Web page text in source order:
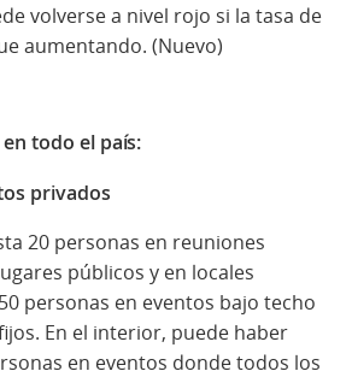
volverse a nivel rojo si la tasa de
aumentando. (Nuevo)
todo el país:
privados
20 personas en reuniones
públicos y en locales
personas en eventos bajo techo
En el interior, puede haber
en eventos donde todos los